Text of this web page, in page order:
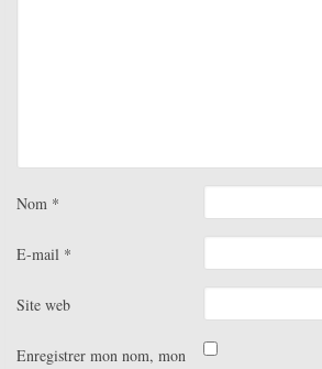
Nom *
E-mail *
Site web
Enregistrer mon nom, mon